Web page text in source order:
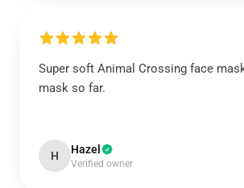
Super soft Animal Crossing face
mask so far.
H Hazel
Verified owner